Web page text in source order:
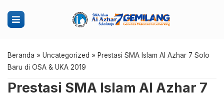
Beranda » Uncategorized » Prestasi SMA Islam Al Azhar 7 Solo
Baru di OSA & UKA 2019
Prestasi SMA Islam Al Azhar 7